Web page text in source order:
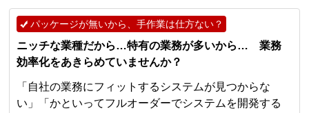
パッケージが無いから、手作業は仕方ない？
ニッチな業種だから…特有の業務が多いから… 業務
効率化をあきらめていませんか？
「自社の業務にフィットするシステムが見つからな
い」「かといってフルオーダーでシステムを開発する